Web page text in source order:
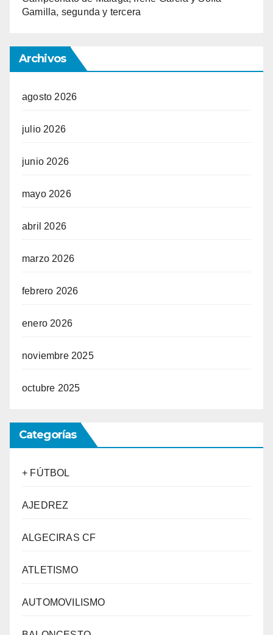
Gamilla, segunda y tercera
Archivos
agosto 2026
julio 2026
junio 2026
mayo 2026
abril 2026
marzo 2026
febrero 2026
enero 2026
noviembre 2025
octubre 2025
Categorías
+ FÚTBOL
AJEDREZ
ALGECIRAS CF
ATLETISMO
AUTOMOVILISMO